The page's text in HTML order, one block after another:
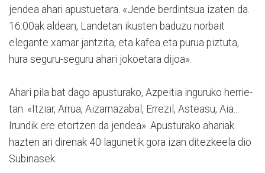
jendea ahari apustuetara. «Jende berdintsua izaten da.
16:00ak aldean, Landetan ikusten ba­duzu norbait
elegante xa­mar jantzita, eta kafea eta pu­rua piztuta,
hura seguru-se­gu­ru ahari jokoetara dijoa».
Ahari pila bat dago apusturako, Azpeitia inguruko he­rrie­
tan. «Itziar, Arrua, Ai­zar­nazabal, Errezil, Asteasu, Aia...
Irundik ere etortzen da jendea». Apusturako ahariak
hazten ari direnak 40 lagunetik gora izan ditezkeela dio
Subinasek.